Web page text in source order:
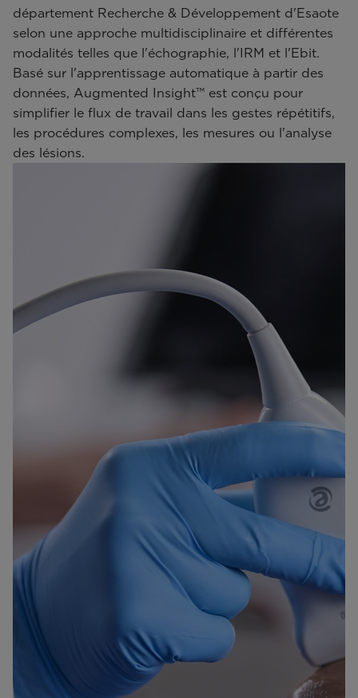
département Recherche & Développement d'Esaote
selon une approche multidisciplinaire et différentes
modalités telles que l'échographie, l'IRM et l'Ebit.
Basé sur l'apprentissage automatique à partir des
données, Augmented Insight™ est conçu pour
simplifier le flux de travail dans les gestes répétitifs,
les procédures complexes, les mesures ou l'analyse
des lésions.